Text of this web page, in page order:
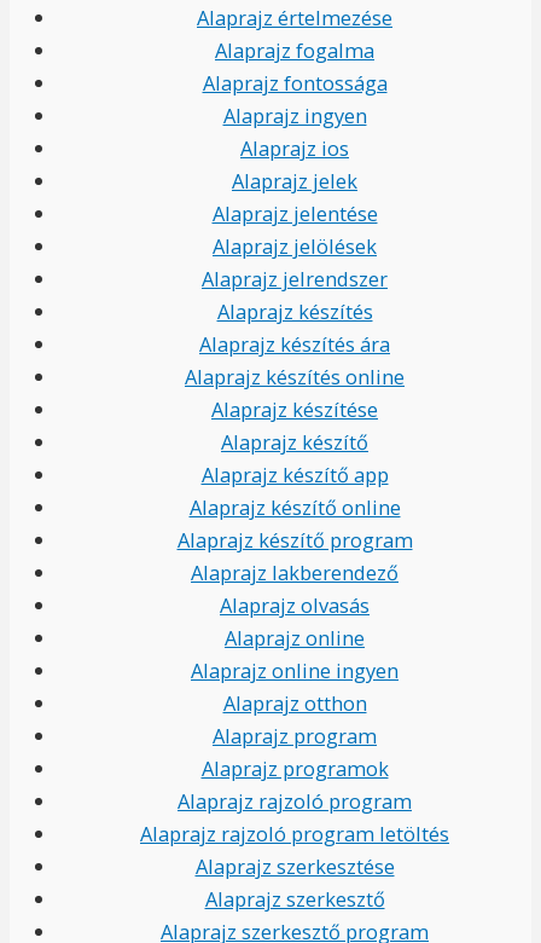
Alaprajz értelmezése
Alaprajz fogalma
Alaprajz fontossága
Alaprajz ingyen
Alaprajz ios
Alaprajz jelek
Alaprajz jelentése
Alaprajz jelölések
Alaprajz jelrendszer
Alaprajz készítés
Alaprajz készítés ára
Alaprajz készítés online
Alaprajz készítése
Alaprajz készítő
Alaprajz készítő app
Alaprajz készítő online
Alaprajz készítő program
Alaprajz lakberendező
Alaprajz olvasás
Alaprajz online
Alaprajz online ingyen
Alaprajz otthon
Alaprajz program
Alaprajz programok
Alaprajz rajzoló program
Alaprajz rajzoló program letöltés
Alaprajz szerkesztése
Alaprajz szerkesztő
Alaprajz szerkesztő program